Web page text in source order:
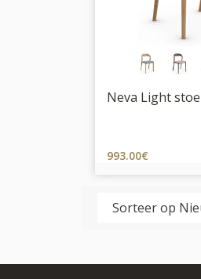
Neva Light
993.00€